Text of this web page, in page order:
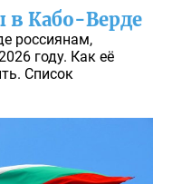
Кабо-Верде
россиянам,
году. Как её
Список